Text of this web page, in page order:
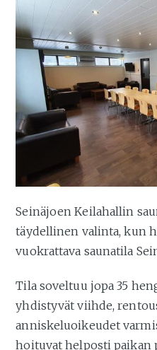
Seinäjoen Keilahallin
täydellinen valinta, kun
vuokrattava saunatila
Tila soveltuu jopa 35
yhdistyvät viihde,
anniskeluoikeudet
hoituvat helposti paikan